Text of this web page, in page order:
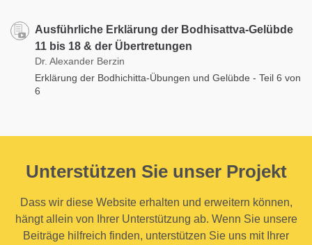
Ausführliche Erklärung der Bodhisattva-Gelübde
11 bis 18 & der Übertretungen
Dr. Alexander Berzin
Erklärung der Bodhichitta-Übungen und Gelübde - Teil 6 von
6
Unterstützen Sie unser Projekt
Dass wir diese Website erhalten und erweitern können,
hängt allein von Ihrer Unterstützung ab. Wenn Sie unsere
Beiträge hilfreich finden, unterstützen Sie uns mit Ihrer